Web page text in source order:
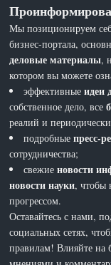
Мы позиционируем
бизнес-портала,
деловые материалы,
котором вы можете
эффективныеидеи
собственное дело, все
реалий и
подробныепресс-
сотрудничества;
свежиеновости
новости науки, чтобы
прогрессом.
Оставайтесь с нами,
социальных сетях,
правилам! Влияйте на